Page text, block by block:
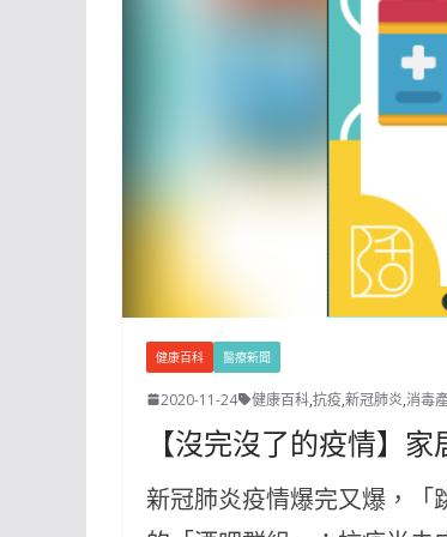
健康百科 醫療新聞
2020-11-24 健康百科,抗疫,新冠肺炎,消毒
【沒完沒了的疫情】
新冠肺炎疫情爆完又爆，「